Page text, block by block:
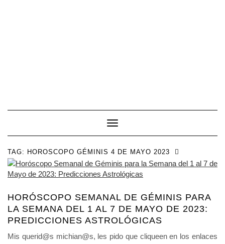
Toggle Navigation
TAG: HOROSCOPO GÉMINIS 4 DE MAYO 2023
HORÓSCOPO SEMANAL DE GÉMINIS PARA
LA SEMANA DEL 1 AL 7 DE MAYO DE 2023:
PREDICCIONES ASTROLÓGICAS
Mis querid@s michian@s, les pido que cliqueen en los enlaces